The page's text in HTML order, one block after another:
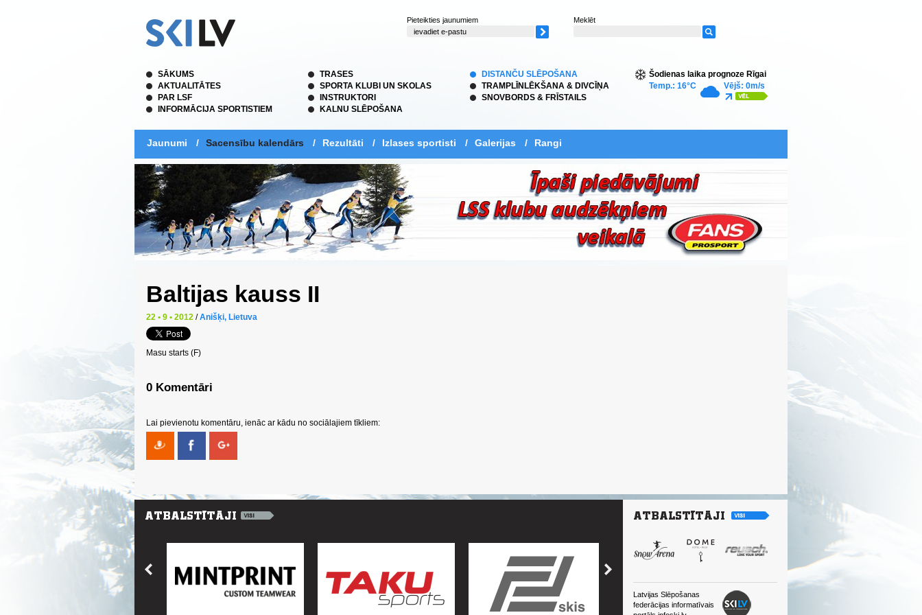
Pieteikties jaunumiem Meklēt
SĀKUMS
AKTUALITĀTES
PAR LSF
INFORMĀCIJA SPORTISTIEM
TRASES
SPORTA KLUBI UN SKOLAS
INSTRUKTORI
KALNU SLĒPOŠANA
DISTANČU SLĒPOŠANA
TRAMPLĪNLĒKŠANA & DIVCĪŅA
SNOVBORDS & FRĪSTAILS
Šodienas laika prognoze Rīgai
Temp.: 16°C
Vējš: 0m/s
Jaunumi / Sacensību kalendārs / Rezultāti / Izlases sportisti / Galerijas / Rangi
Baltijas kauss II
22 • 9 • 2012 /Anišķi, Lietuva
Masu starts (F)
0 Komentāri
Lai pievienotu komentāru, ienāc ar kādu no sociālajiem tīkliem:
Latvijas Slēpošanas
federācijas informatīvais